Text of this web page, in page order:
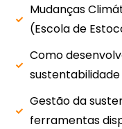
Mudanças
(Escola de
Como
sustentabilidade
Gestão da
ferramentas